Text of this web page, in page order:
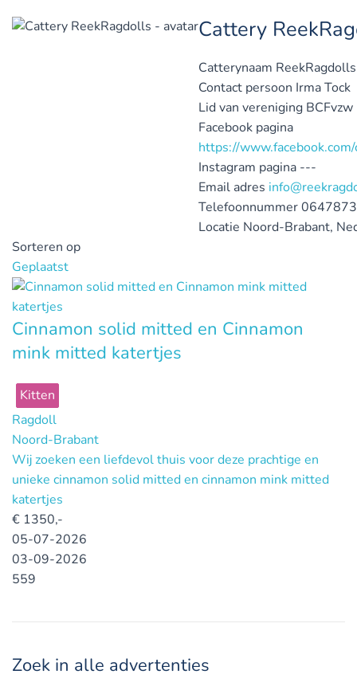
Cattery
Catterynaam ReekRagdolls
Contact persoon Irma Tock
Lid van vereniging BCFvzw
Facebook pagina
https://
Instagram pagina ---
Email adres
Telefoonnummer
Locatie Noord-Brabant,
Sorteren op
Geplaatst
Cinnamon solid mitted en Cinnamon
mink mitted katertjes
Kitten
Ragdoll
Noord-Brabant
Wij zoeken een liefdevol thuis voor deze prachtige en
unieke cinnamon solid mitted en cinnamon mink mitted
katertjes
€ 1350,-
05-07-2026
03-09-2026
559
Zoek in alle advertenties